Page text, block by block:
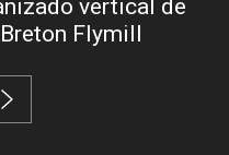
vertical de
Flymill